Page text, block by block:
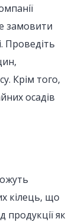
замовити
Проведіть
Крім того,
осадів
кілець, що
продукції як